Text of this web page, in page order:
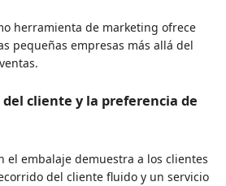
herramienta de marketing ofrece
pequeñas empresas más allá del
cliente y la preferencia de
el embalaje demuestra a los clientes
del cliente fluido y un servicio